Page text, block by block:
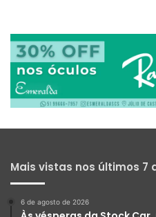
Mais vistas nos últimos 7
6 de agosto de 2026